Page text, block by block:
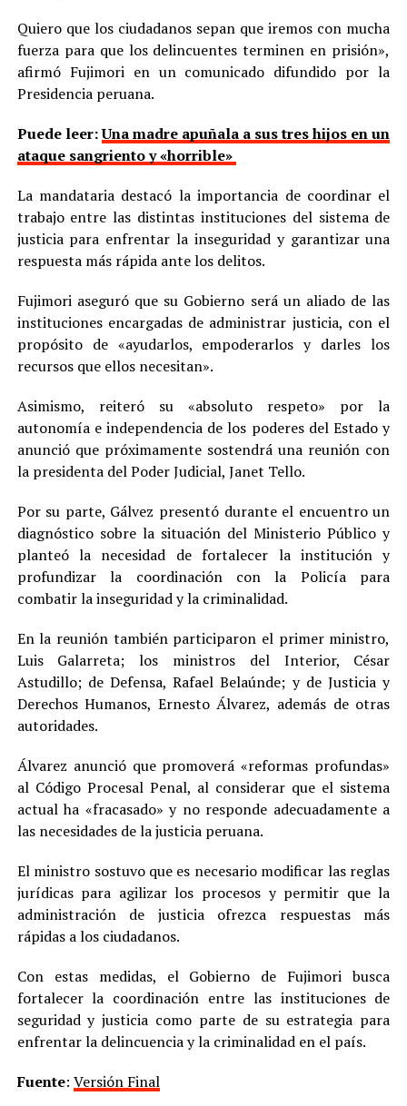
Quiero que los ciudadanos sepan que iremos con mucha
fuerza para que los delincuentes terminen en prisión»,
afirmó Fujimori en un comunicado difundido por la
Presidencia peruana.
Puede leer:Una madre apuñala a sus tres hijos en un
ataque sangriento y «horrible»
La mandataria destacó la importancia de coordinar el
trabajo entre las distintas instituciones del sistema de
justicia para enfrentar la inseguridad y garantizar una
respuesta más rápida ante los delitos.
Fujimori aseguró que su Gobierno será un aliado de las
instituciones encargadas de administrar justicia, con el
propósito de «ayudarlos, empoderarlos y darles los
recursos que ellos necesitan».
Asimismo, reiteró su «absoluto respeto» por la
autonomía e independencia de los poderes del Estado y
anunció que próximamente sostendrá una reunión con
la presidenta del Poder Judicial, Janet Tello.
Por su parte, Gálvez presentó durante el encuentro un
diagnóstico sobre la situación del Ministerio Público y
planteó la necesidad de fortalecer la institución y
profundizar la coordinación con la Policía para
combatir la inseguridad y la criminalidad.
En la reunión también participaron el primer ministro,
Luis Galarreta; los ministros del Interior, César
Astudillo; de Defensa, Rafael Belaúnde; y de Justicia y
Derechos Humanos, Ernesto Álvarez, además de otras
autoridades.
Álvarez anunció que promoverá «reformas profundas»
al Código Procesal Penal, al considerar que el sistema
actual ha «fracasado» y no responde adecuadamente a
las necesidades de la justicia peruana.
El ministro sostuvo que es necesario modificar las reglas
jurídicas para agilizar los procesos y permitir que la
administración de justicia ofrezca respuestas más
rápidas a los ciudadanos.
Con estas medidas, el Gobierno de Fujimori busca
fortalecer la coordinación entre las instituciones de
seguridad y justicia como parte de su estrategia para
enfrentar la delincuencia y la criminalidad en el país.
Fuente: Versión Final